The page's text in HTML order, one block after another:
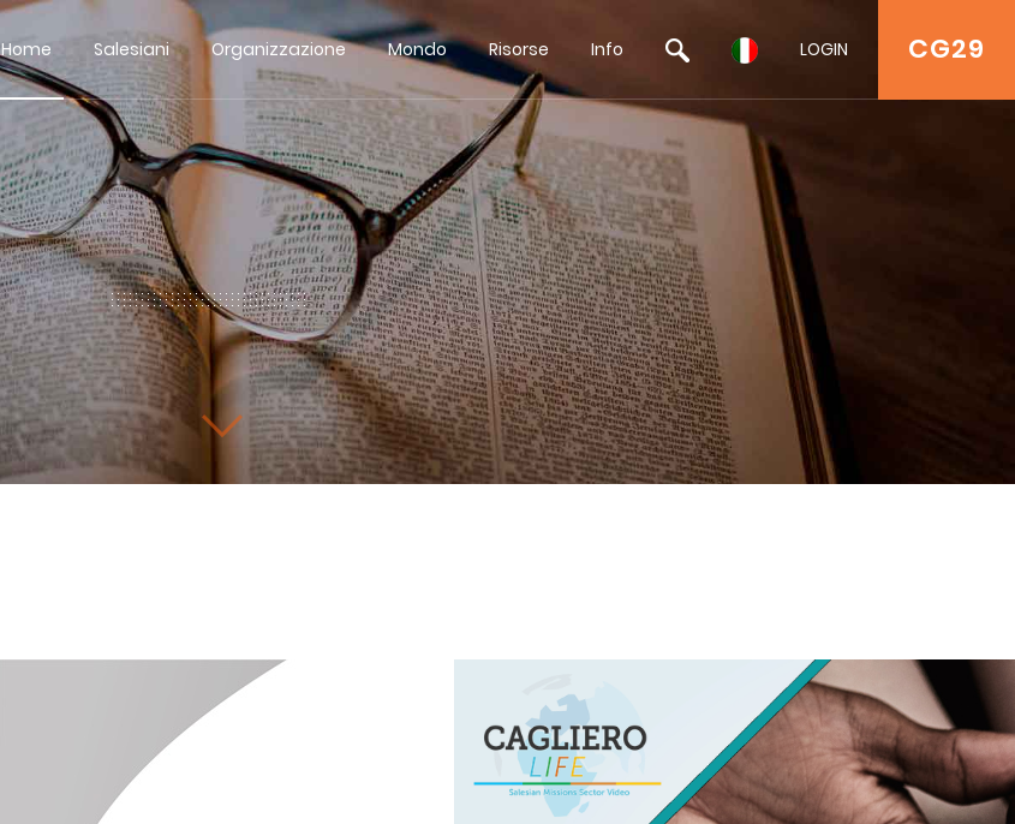
CG29
Home Salesiani Organizzazione Mondo Risorse Info LOGIN